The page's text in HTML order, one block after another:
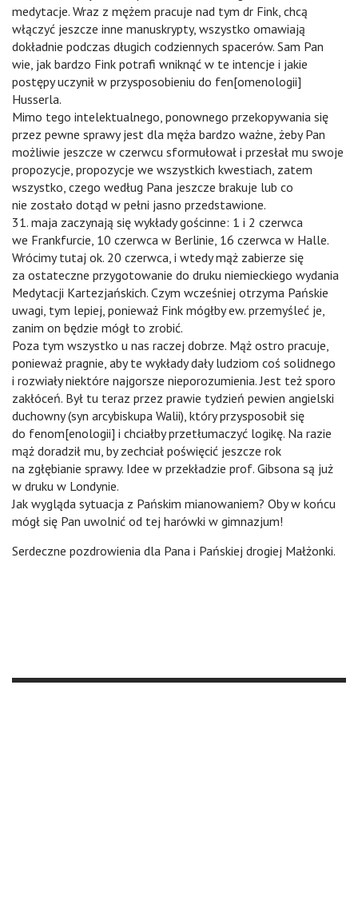
medytacje. Wraz z mężem pracuje nad tym dr Fink, chcą
włączyć jeszcze inne manuskrypty, wszystko omawiają
dokładnie podczas długich codziennych spacerów. Sam Pan
wie, jak bardzo Fink potrafi wniknąć w te intencje i jakie
postępy uczynił w przysposobieniu do fen[omenologii]
Husserla.
Mimo tego intelektualnego, ponownego przekopywania się
przez pewne sprawy jest dla męża bardzo ważne, żeby Pan
możliwie jeszcze w czerwcu sformułował i przesłał mu swoje
propozycje, propozycje we wszystkich kwestiach, zatem
wszystko, czego według Pana jeszcze brakuje lub co
nie zostało dotąd w pełni jasno przedstawione.
31. maja zaczynają się wykłady gościnne: 1 i 2 czerwca
we Frankfurcie, 10 czerwca w Berlinie, 16 czerwca w Halle.
Wrócimy tutaj ok. 20 czerwca, i wtedy mąż zabierze się
za ostateczne przygotowanie do druku niemieckiego wydania
Medytacji Kartezjańskich. Czym wcześniej otrzyma Pańskie
uwagi, tym lepiej, ponieważ Fink mógłby ew. przemyśleć je,
zanim on będzie mógł to zrobić.
Poza tym wszystko u nas raczej dobrze. Mąż ostro pracuje,
ponieważ pragnie, aby te wykłady dały ludziom coś solidnego
i rozwiały niektóre najgorsze nieporozumienia. Jest też sporo
zakłóceń. Był tu teraz przez prawie tydzień pewien angielski
duchowny (syn arcybiskupa Walii), który przysposobił się
do fenom[enologii] i chciałby przetłumaczyć logikę. Na razie
mąż doradził mu, by zechciał poświęcić jeszcze rok
na zgłębianie sprawy. Idee w przekładzie prof. Gibsona są już
w druku w Londynie.
Jak wygląda sytuacja z Pańskim mianowaniem? Oby w końcu
mógł się Pan uwolnić od tej harówki w gimnazjum!
Serdeczne pozdrowienia dla Pana i Pańskiej drogiej Małżonki.